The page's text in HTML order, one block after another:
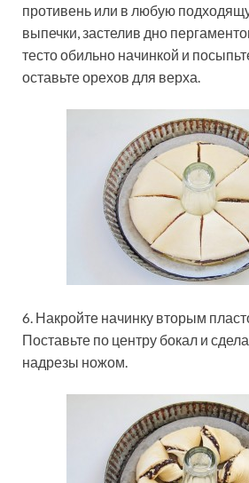
противень или в любую
выпечки, застелив дно
тесто обильно начинкой и
оставьте орехов для верха.
6. Накройте начинку вторым
Поставьте по центру бокал и
надрезы ножом.